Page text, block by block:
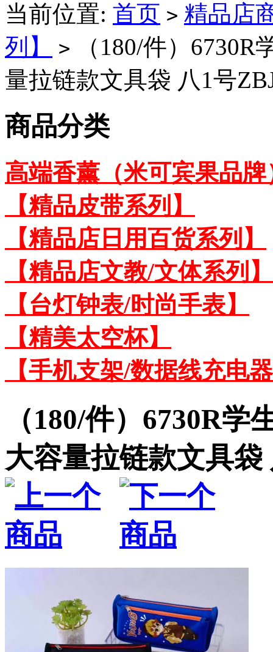
当前位置: 首页 > 精品店
列】
>
（180/件）
量拉链款文具袋 八1号
商品分类
高端香薰（米可宾果品牌
【精品皮带系列】
【精品店日用百货系列】
【精品店文教/文体系列】
【台灯钟表/时尚手表】
【精美太空杯】
【手机支架/数据线充电
（180/件）6730R
大容量拉链款文具袋